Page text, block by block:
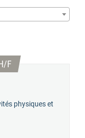
F (Nouvelle fenêtre)
physiques et